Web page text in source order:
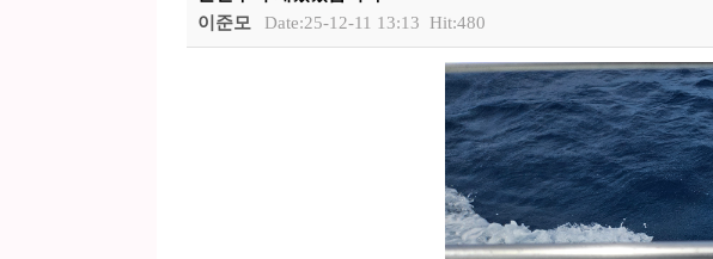
이준모
Date:25-12-11 13:13 Hit:480